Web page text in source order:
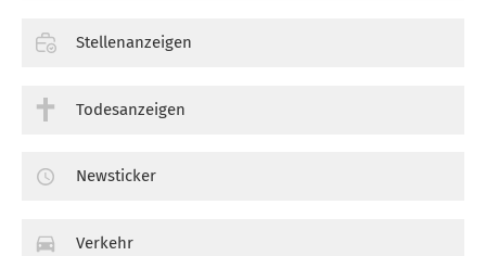
Stellenanzeigen
Todesanzeigen
Newsticker
Verkehr